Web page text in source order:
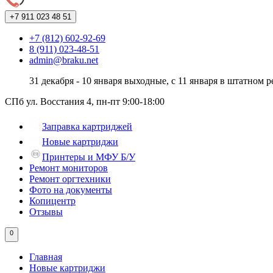
+7 911 023 48 51
+7 (812) 602-92-69
8 (911) 023-48-51
admin@braku.net
31 декабря - 10 января выходные, с 11 января в штатном
СПб ул. Восстания 4, пн-пт 9:00-18:00
Заправка картриджей
Новые картриджи
Принтеры и МФУ Б/У
Ремонт мониторов
Ремонт оргтехники
Фото на документы
Копицентр
Отзывы
0
Главная
Новые картриджи